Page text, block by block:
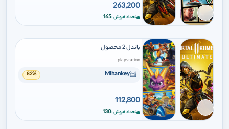
برای افزودن وارد شوید
263,200
تعداد فروش 165
برای افزودن وارد شوید
باندل 2 محصول
playstation
Mihankey
82%
112,800
تعداد فروش 130